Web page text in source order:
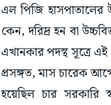
এল পিজি হাসপাতালের
কেন, দরিদ্র হন বা
এখানকার পদস্থ সূত্রে
প্রসঙ্গত, মাস চারেক
হয়েছিল চার সরকারি